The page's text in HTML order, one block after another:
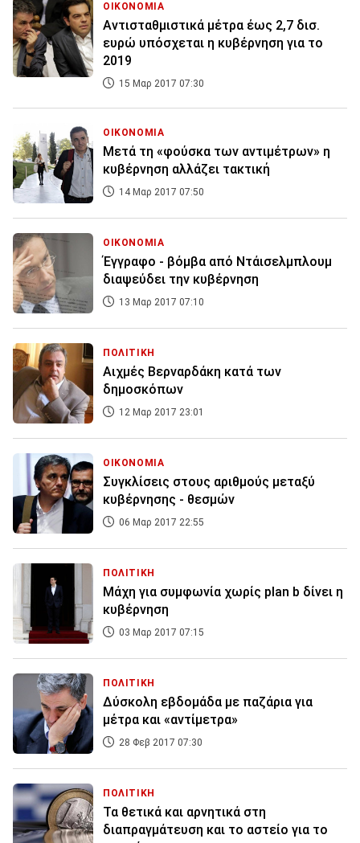
ΟΙΚΟΝΟΜΙΑ
Αντισταθμιστικά μέτρα έως 2,7 δισ.
ευρώ υπόσχεται η κυβέρνηση για το
2019
15 Μαρ 2017 07:30
ΟΙΚΟΝΟΜΙΑ
Μετά τη «φούσκα των αντιμέτρων» η
κυβέρνηση αλλάζει τακτική
14 Μαρ 2017 07:50
ΟΙΚΟΝΟΜΙΑ
Έγγραφο - βόμβα από Ντάισελμπλουμ
διαψεύδει την κυβέρνηση
13 Μαρ 2017 07:10
ΠΟΛΙΤΙΚΗ
Αιχμές Βερναρδάκη κατά των
δημοσκόπων
12 Μαρ 2017 23:01
ΟΙΚΟΝΟΜΙΑ
Συγκλίσεις στους αριθμούς μεταξύ
κυβέρνησης - θεσμών
06 Μαρ 2017 22:55
ΠΟΛΙΤΙΚΗ
Μάχη για συμφωνία χωρίς plan b δίνει η
κυβέρνηση
03 Μαρ 2017 07:15
ΠΟΛΙΤΙΚΗ
Δύσκολη εβδομάδα με παζάρια για
μέτρα και «αντίμετρα»
28 Φεβ 2017 07:30
ΠΟΛΙΤΙΚΗ
Τα θετικά και αρνητικά στη
διαπραγμάτευση και το αστείο για το